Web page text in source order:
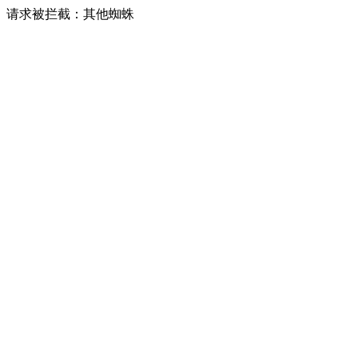
请求被拦截：其他蜘蛛